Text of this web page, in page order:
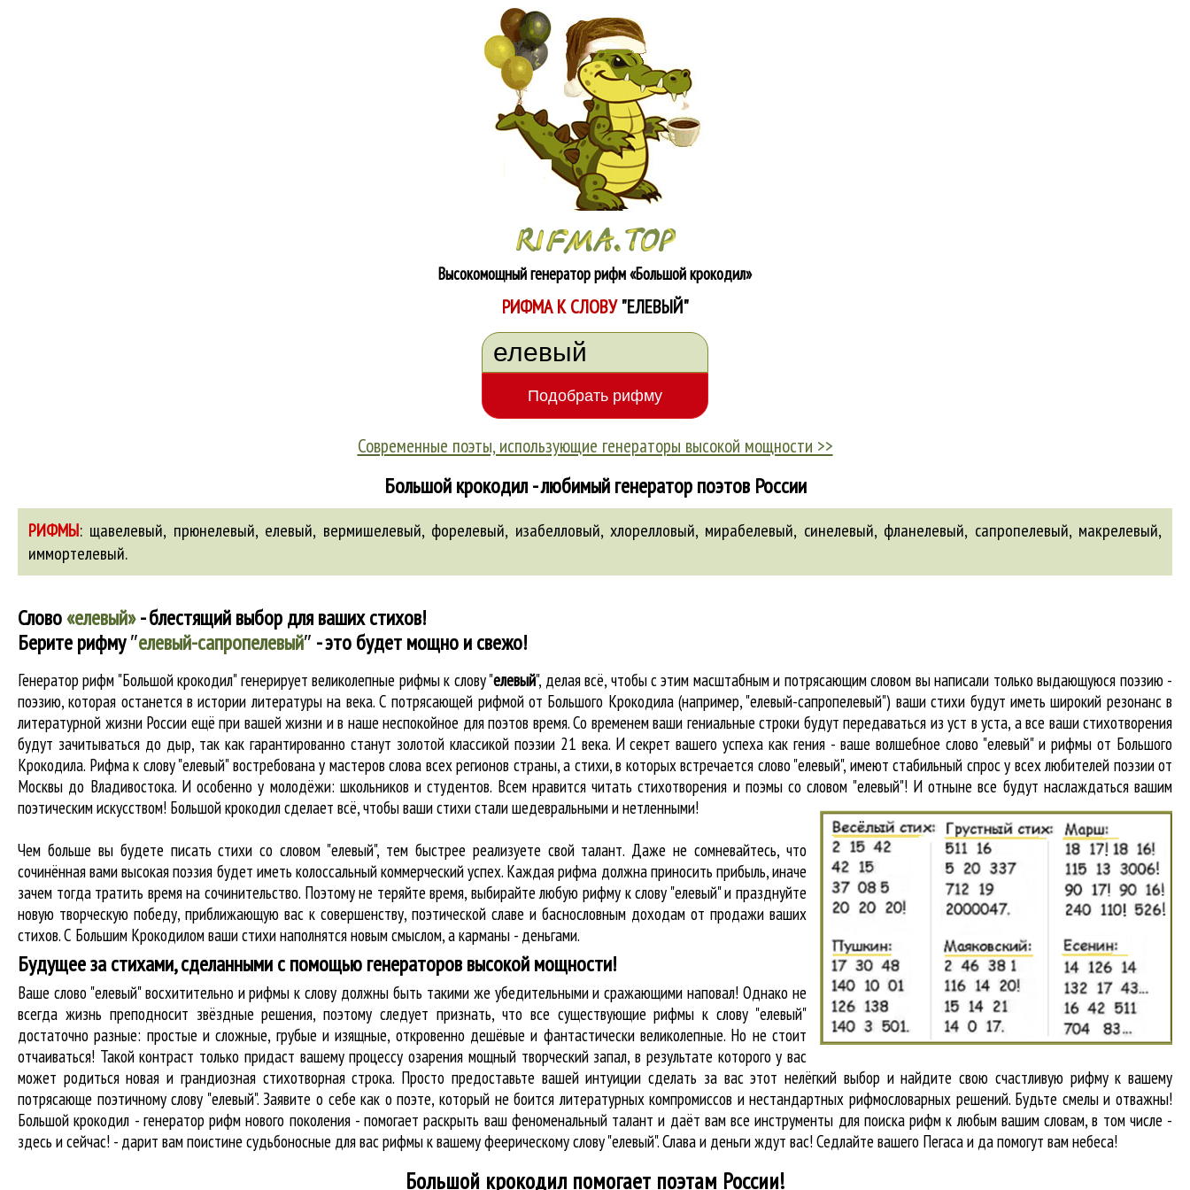
Высокомощный генератор рифм«Большой крокодил»
РИФМА К СЛОВУ"ЕЛЕВЫЙ"
Современные поэты, использующие генераторы высокой мощности >>
Большой крокодил - любимый генератор поэтов России
РИФМЫ: щавелевый, прюнелевый, елевый, вермишелевый, форелевый, изабелловый, хлорелловый, мирабелевый, синелевый, фланелевый, сапропелевый, макрелевый,
иммортелевый.
Слово«елевый»- блестящий выбор для ваших стихов!
Берите рифму″елевый-сапропелевый″ - это будет мощно и свежо!
Генератор рифм "Большой крокодил" генерирует великолепные рифмы к слову "елевый", делая всё, чтобы с этим масштабным и потрясающим словом вы написали только выдающуюся поэзию -
поэзию, которая останется в истории литературы на века. С потрясающей рифмой от Большого Крокодила (например, "елевый-сапропелевый") ваши стихи будут иметь широкий резонанс в
литературной жизни России ещё при вашей жизни и в наше неспокойное для поэтов время. Со временем ваши гениальные строки будут передаваться из уст в уста, а все ваши стихотворения
будут зачитываться до дыр, так как гарантированно станут золотой классикой поэзии 21 века. И секрет вашего успеха как гения - ваше волшебное слово "елевый" и рифмы от Большого
Крокодила. Рифма к слову "елевый" востребована у мастеров слова всех регионов страны, а стихи, в которых встречается слово "елевый", имеют стабильный спрос у всех любителей поэзии от
Москвы до Владивостока. И особенно у молодёжи: школьников и студентов. Всем нравится читать стихотворения и поэмы со словом "елевый"! И отныне все будут наслаждаться вашим
поэтическим искусством! Большой крокодил cделает всё, чтобы ваши стихи стали шедевральными и нетленными!
Чем больше вы будете писать стихи со словом "елевый", тем быстрее реализуете свой талант. Даже не сомневайтесь, что
сочинённая вами высокая поэзия будет иметь колоссальный коммерческий успех. Каждая рифма должна приносить прибыль, иначе
зачем тогда тратить время на сочинительство. Поэтому не теряйте время, выбирайте любую рифму к слову "елевый" и празднуйте
новую творческую победу, приближающую вас к совершенству, поэтической славе и баснословным доходам от продажи ваших
стихов. С Большим Крокодилом ваши стихи наполнятся новым смыслом, а карманы - деньгами.
Будущее за стихами, сделанными с помощью генераторов высокой мощности!
Ваше слово "елевый" восхитительно и рифмы к слову должны быть такими же убедительными и сражающими наповал! Однако не
всегда жизнь преподносит звёздные решения, поэтому следует признать, что все существующие рифмы к слову "елевый"
достаточно разные: простые и сложные, грубые и изящные, откровенно дешёвые и фантастически великолепные. Но не стоит
отчаиваться! Такой контраст только придаст вашему процессу озарения мощный творческий запал, в результате которого у вас
может родиться новая и грандиозная стихотворная строка. Просто предоставьте вашей интуиции сделать за вас этот нелёгкий выбор и найдите свою счастливую рифму к вашему
потрясающе поэтичному слову "елевый". Заявите о себе как о поэте, который не боится литературных компромиссов и нестандартных рифмословарных решений. Будьте смелы и отважны!
Большой крокодил - генератор рифм нового поколения - помогает раскрыть ваш феноменальный талант и даёт вам все инструменты для поиска рифм к любым вашим словам, в том числе -
здесь и сейчас! - дарит вам поистине судьбоносные для вас рифмы к вашему феерическому слову "елевый". Слава и деньги ждут вас! Седлайте вашего Пегаса и да помогут вам небеса!
Большой крокодил помогает поэтам России!